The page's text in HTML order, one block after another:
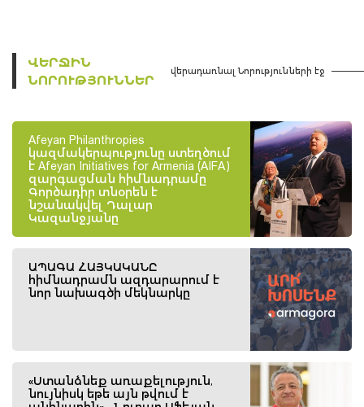
ՎԵՐՋԻՆ
ՆՈՐՈՒԹՅՈՒՆՆԵՐ
վերադառնալ Նորությունների էջ
Afeyan Philanthropies
կազմակերպությունը ստեղծում
է Afeyan Initiatives for Armenia (AIFA)
զարգացման հիմնադրամը
Գործադիր տնօրեն է
նշանակվել Դալար
Կազանջյանը
ԱՊԱԳԱ ՀԱՅԿԱԿԱՆԸ
հիմնադրամն ազդարարում է
նոր նախագծի մեկնարկը
«Ստանձնեք առաքելություն,
նույնիսկ եթե այն թվում է